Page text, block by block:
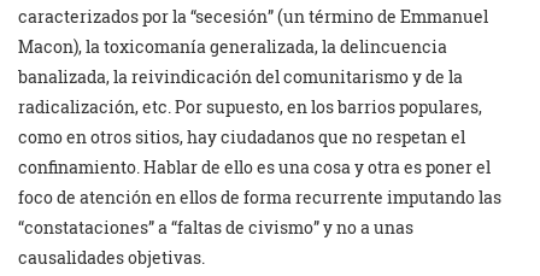
caracterizados por la “secesión” (un término de Emmanuel
Macon), la toxicomanía generalizada, la delincuencia
banalizada, la reivindicación del comunitarismo y de la
radicalización, etc. Por supuesto, en los barrios populares,
como en otros sitios, hay ciudadanos que no respetan el
confinamiento. Hablar de ello es una cosa y otra es poner el
foco de atención en ellos de forma recurrente imputando las
“constataciones” a “faltas de civismo” y no a unas
causalidades objetivas.